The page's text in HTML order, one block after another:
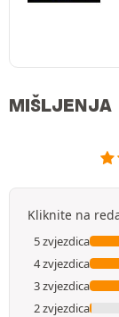
MIŠLJENJA
Kliknite na
5 zvjezdica
4 zvjezdica
3 zvjezdica
2 zvjezdica